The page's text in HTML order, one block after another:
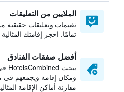
الملايين من التعليقات
تقييمات وتعليقات حقيقية
تمامًا. احجز إقامتك
أفضل صفقات الفنادق
ومكان إقامة ويجمعهم
مقارنة أماكن الإقامة